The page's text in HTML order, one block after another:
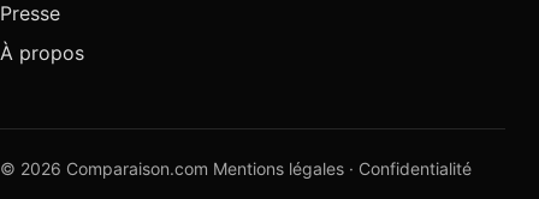
Presse
À propos
© 2026 Comparaison.com Mentions légales · Confidentialité